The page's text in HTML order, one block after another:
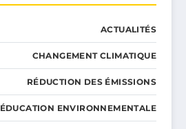
ACTUALITÉS
CHANGEMENT CLIMATIQUE
RÉDUCTION DES ÉMISSIONS
ÉDUCATION ENVIRONNEMENTALE